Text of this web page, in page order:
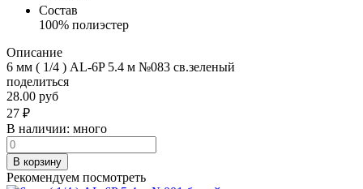
Состав
100% полиэстер
Описание
6 мм ( 1/4 ) AL-6P 5.4 м №083 св.зеленый
поделиться
28.00 руб
27 ₽
В наличии: много
В корзину
Рекомендуем посмотреть